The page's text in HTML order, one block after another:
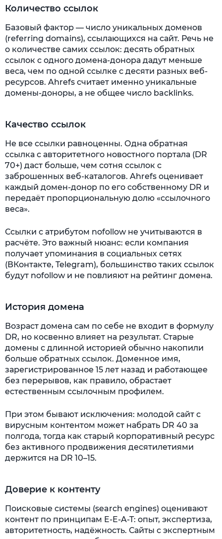
Количество ссылок
Базовый фактор — число уникальных доменов
(referring domains), ссылающихся на сайт. Речь не
о количестве самих ссылок: десять обратных
ссылок с одного домена-донора дадут меньше
веса, чем по одной ссылке с десяти разных веб-
ресурсов. Ahrefs считает именно уникальные
домены-доноры, а не общее число backlinks.
Качество ссылок
Не все ссылки равноценны. Одна обратная
ссылка с авторитетного новостного портала (DR
70+) даст больше, чем сотня ссылок с
заброшенных веб-каталогов. Ahrefs оценивает
каждый домен-донор по его собственному DR и
передаёт пропорциональную долю «ссылочного
веса».
Ссылки с атрибутом nofollow не учитываются в
расчёте. Это важный нюанс: если компания
получает упоминания в социальных сетях
(ВКонтакте, Telegram), большинство таких ссылок
будут nofollow и не повлияют на рейтинг домена.
История домена
Возраст домена сам по себе не входит в формулу
DR, но косвенно влияет на результат. Старые
домены с длинной историей обычно накопили
больше обратных ссылок. Доменное имя,
зарегистрированное 15 лет назад и работающее
без перерывов, как правило, обрастает
естественным ссылочным профилем.
При этом бывают исключения: молодой сайт с
вирусным контентом может набрать DR 40 за
полгода, тогда как старый корпоративный ресурс
без активного продвижения десятилетиями
держится на DR 10–15.
Доверие к контенту
Поисковые системы (search engines) оценивают
контент по принципам E-E-A-T: опыт, экспертиза,
авторитетность, надёжность. Сайты с экспертным